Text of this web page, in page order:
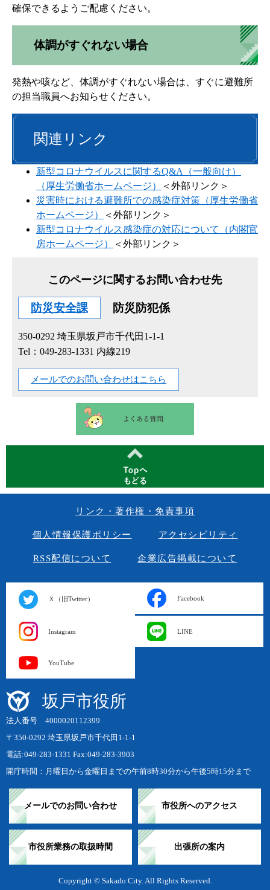
確保できるようご配慮ください。
体調がすぐれない場合
発熱や咳など、体調がすぐれない場合は、すぐに避難所
の担当職員へお知らせください。
関連リンク
新型コロナウイルスに関するQ&A（一般向け）
（厚生労働省ホームページ）
＜外部リンク＞
災害時における避難所での感染症対策（厚生労働省
ホームページ）
＜外部リンク＞
新型コロナウイルス感染症の対応について（内閣官
房ホームページ）
＜外部リンク＞
このページに関するお問い合わせ先
防災安全課 防災防犯係
350-0292 埼玉県坂戸市千代田1-1-1
Tel：049-283-1331 内線219
メールでのお問い合わせはこちら
リンク・著作権・免責事項
個人情報保護ポリシー アクセシビリティ
RSS配信について 企業広告掲載について
Ｘ（旧Twitter） Facebook
Instagram LINE
YouTube
坂戸市役所
法人番号 4000020112399
〒350-0292 埼玉県坂戸市千代田1-1-1
電話:049-283-1331 Fax:049-283-3903
開庁時間：月曜日から金曜日までの午前8時30分から午後5時15分まで
メールでのお問い合わせ 市役所へのアクセス
市役所業務の取扱時間 出張所の案内
Copyright © Sakado City. All Rights Reserved.